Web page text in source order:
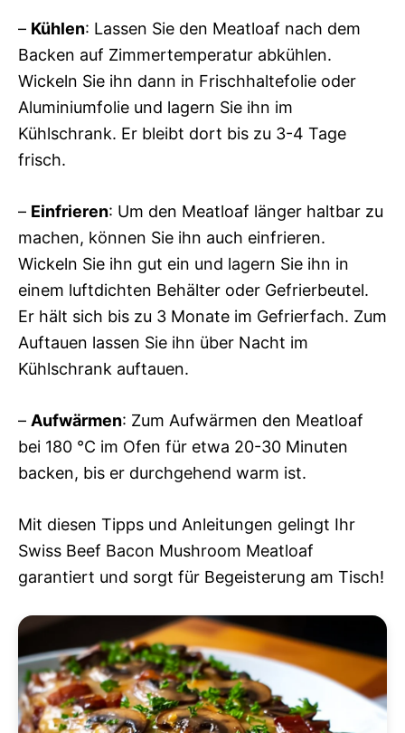
– Kühlen: Lassen Sie den Meatloaf nach dem
Backen auf Zimmertemperatur abkühlen.
Wickeln Sie ihn dann in Frischhaltefolie oder
Aluminiumfolie und lagern Sie ihn im
Kühlschrank. Er bleibt dort bis zu 3-4 Tage
frisch.
– Einfrieren: Um den Meatloaf länger haltbar zu
machen, können Sie ihn auch einfrieren.
Wickeln Sie ihn gut ein und lagern Sie ihn in
einem luftdichten Behälter oder Gefrierbeutel.
Er hält sich bis zu 3 Monate im Gefrierfach. Zum
Auftauen lassen Sie ihn über Nacht im
Kühlschrank auftauen.
– Aufwärmen: Zum Aufwärmen den Meatloaf
bei 180 °C im Ofen für etwa 20-30 Minuten
backen, bis er durchgehend warm ist.
Mit diesen Tipps und Anleitungen gelingt Ihr
Swiss Beef Bacon Mushroom Meatloaf
garantiert und sorgt für Begeisterung am Tisch!